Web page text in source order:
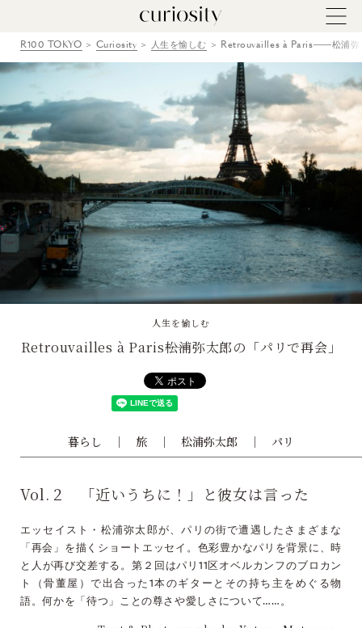
R100 TOKYO Curiosity 人生を愉しむ Retrouvailles à Paris――松浦弥
人生を愉しむ
Retrouvailles à Paris――松浦弥太郎の「パリで再会」
暮らし 旅 松浦弥太郎 パリ
Vol.２ 「近いうちに！」と彼女は言った
エッセイスト・松浦弥太郎が、パリの街で遭遇したさまざまな
「再会」を描くショートエッセイ。色彩豊かなパリを背景に、時
と人が再び交差する。第２回はパリ11区オベルカンフのブロカン
ト（骨董屋）で出合った1本のギターとその持ち主をめぐる物
語。何かを「待つ」ことの尊さや愛しさについて……。